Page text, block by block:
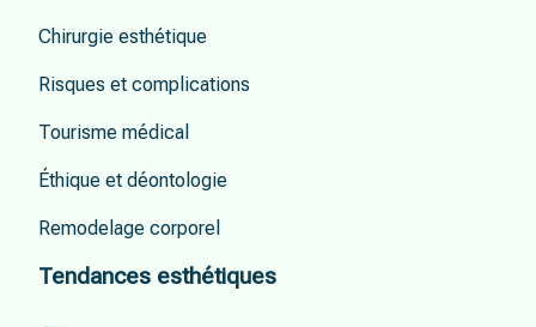
Chirurgie esthétique
Risques et complications
Tourisme médical
Éthique et déontologie
Remodelage corporel
Tendances esthétiques